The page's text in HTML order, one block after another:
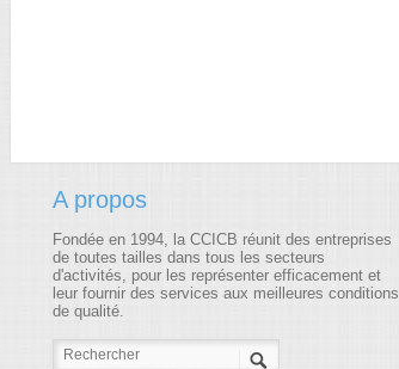
A propos
Fondée en 1994, la CCICB réunit des entreprises
de toutes tailles dans tous les secteurs
d'activités, pour les représenter efficacement et
leur fournir des services aux meilleures conditions
de qualité.